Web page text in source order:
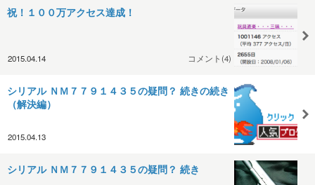
祝！１００万アクセス達成！
2015.04.14 コメント(4)
シリアル ＮＭ７７９１４３５の疑問？ 続きの続き
（解決編）
2015.04.13
シリアル ＮＭ７７９１４３５の疑問？ 続き